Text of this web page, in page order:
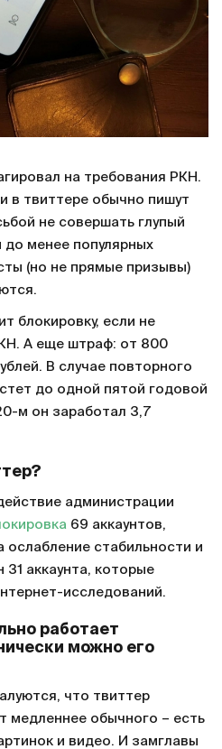
на требования РКН.
в твиттере обычно пишут
не совершать глупый
до менее популярных
(но не прямые призывы)
блокировку, если не
А еще штраф: от 800
В случае повторного
до одной пятой годовой
м он заработал 3,7
администрации
69 аккаунтов,
ослабление стабильности и
аккаунта, которые
исследований.
работает
можно его
что твиттер
медленнее обычного – есть
и видео. И замглавы